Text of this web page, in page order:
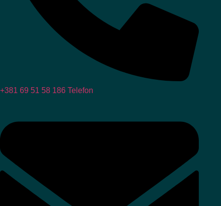
+381 69 51 58 186 Telefon